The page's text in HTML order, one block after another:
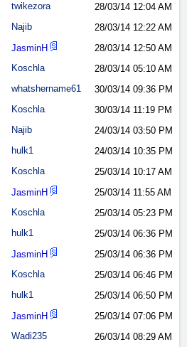
twikezora 28/03/14 12:04 AM
Najib 28/03/14 12:22 AM
JasminH 28/03/14 12:50 AM
Koschla 28/03/14 05:10 AM
whatshername61 30/03/14 09:36 PM
Koschla 30/03/14 11:19 PM
Najib 24/03/14 03:50 PM
hulk1 24/03/14 10:35 PM
Koschla 25/03/14 10:17 AM
JasminH 25/03/14 11:55 AM
Koschla 25/03/14 05:23 PM
hulk1 25/03/14 06:36 PM
JasminH 25/03/14 06:36 PM
Koschla 25/03/14 06:46 PM
hulk1 25/03/14 06:50 PM
JasminH 25/03/14 07:06 PM
Wadi235 26/03/14 08:29 AM